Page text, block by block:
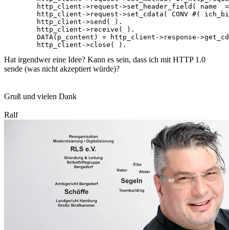
http_client->request->set_header_field( name
http_client->request->set_cdata( CONV #(
        http_client->send( ).
        http_client->receive( ).
DATA(p_content) = http_client->response-
Hat irgendwer eine Idee? Kann es sein, dass ich mit HTTP 1.0
sende (was nicht akzeptiert würde)?
Gruß und vielen Dank
Ralf